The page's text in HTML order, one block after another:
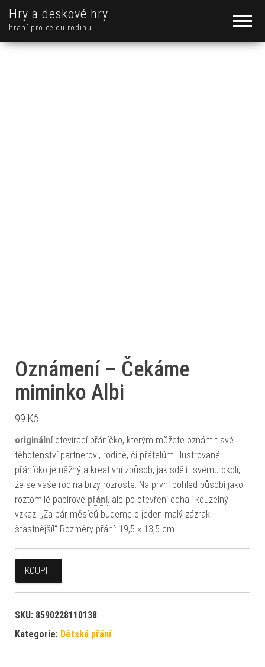
Hry a deskové hry
hraní pro celou rodinu
Oznámení – Čekáme
miminko Albi
99 Kč
originálníotevírací přáníčko, kterým můžete oznámit své
těhotenství partnerovi, rodině, či přátelům. Ilustrované
přáníčko je něžný a kreativní způsob, jak sdělit svému okolí,
že se vaše rodina brzy rozroste. Na první pohled působí jako
roztomilé papírové přání, ale po otevření odhalí kouzelný
vzkaz: „Za pár měsíců budeme o jeden malý zázrak
šťastnější!“ Rozměry přání: 19,5 × 13,5 cm
KOUPIT
SKU: 8590228110138
Kategorie: Dětská přání